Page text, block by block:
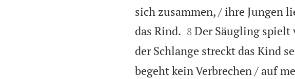
sich zusammen, / ihre Jungen
das Rind.
8 Der Säugling spielt
der Schlange streckt das Kind
begeht kein Verbrechen / auf